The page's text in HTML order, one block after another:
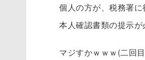
個人の方が、税務署
本人確認書類の提示が
マジすかｗｗｗ(二回目